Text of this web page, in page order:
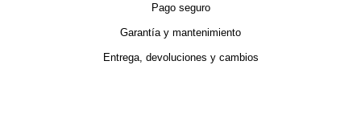
Pago seguro
Garantía y mantenimiento
Entrega, devoluciones y cambios